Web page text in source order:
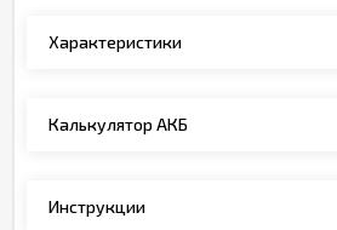
Характеристики
Калькулятор АКБ
Инструкции